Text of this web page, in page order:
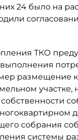
24 было на
ТКО
размещение
участке,
собрания
системы